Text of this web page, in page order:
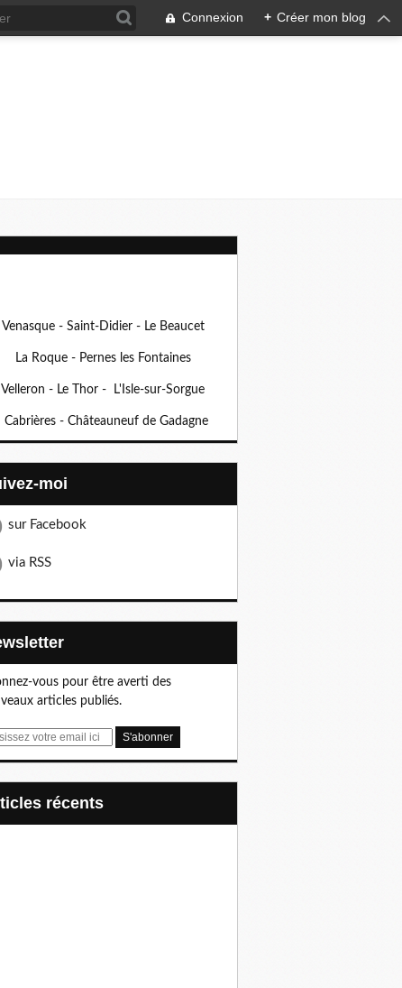
Connexion + Créer mon blog
Venasque - Saint-Didier - Le Beaucet
La Roque - Pernes les Fontaines
Velleron - Le Thor - L'Isle-sur-Sorgue
Cabrières - Châteauneuf de Gadagne
moi
sur Facebook
via RSS
vous pour être averti des
articles publiés.
récents